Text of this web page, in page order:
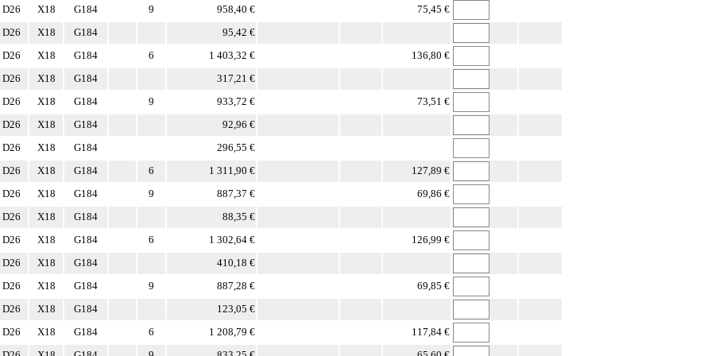
D26 X18 G184 9 958,40 €
75,45 €
D26
X18 G184
95,42 €
D26
X18 G184 6 1 403,32 €
136,80 €
D26
X18 G184
317,21 €
D26
X18 G184 9 933,72 €
73,51 €
D26
X18 G184
92,96 €
D26
X18 G184
296,55 €
D26
X18 G184 6 1 311,90 €
127,89 €
D26
X18 G184 9 887,37 €
69,86 €
D26
X18 G184
88,35 €
D26
X18 G184 6 1 302,64 €
126,99 €
D26
X18 G184
410,18 €
D26
X18 G184 9 887,28 €
69,85 €
D26
X18 G184
123,05 €
D26
X18 G184 6 1 208,79 €
117,84 €